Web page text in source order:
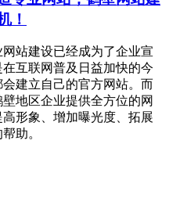
！
站建设已经成为了企业宣
互联网普及日益加快的今
建立自己的官方网站。而
地区企业提供全方位的网
形象、增加曝光度、拓展
助。